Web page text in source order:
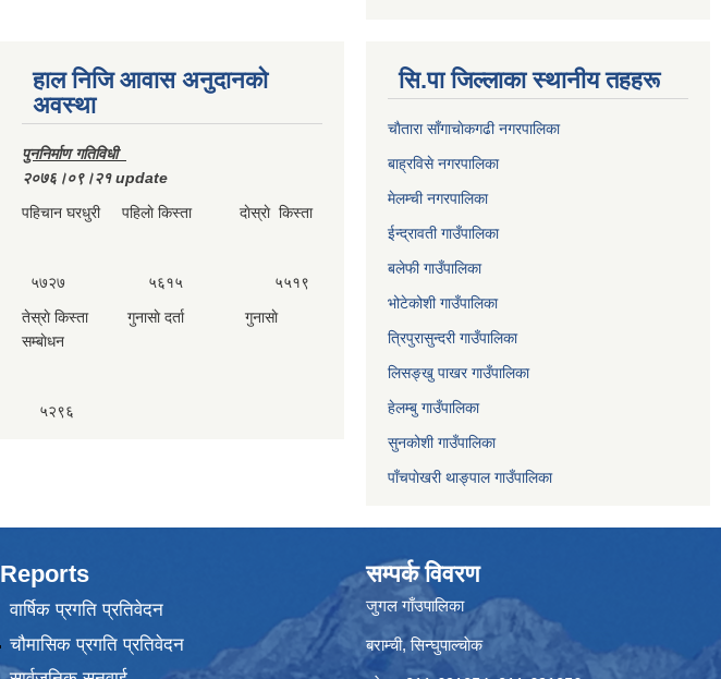
हाल निजि आवास अनुदानकाे
अवस्था
पुननिर्माण गतिविधी
२०७६।०९।२१ update
पहिचान घरधुरी पहिलाे किस्ता दाेस्राे किस्ता
५७२७ ५६१५ ५५१९
तेस्राे किस्ता गुनासाे दर्ता गुनासाे
सम्बाेधन
५२९६
सि.पा जिल्लाका स्थानीय तहहरू
चाैतारा साँगाचाेकगढी नगरपालिका
बाह्रविसे नगरपालिका
मेलम्ची नगरपालिका
ईन्द्रावती गाउँपालिका
बलेफी गाउँपालिका
भोटेकोशी गाउँपालिका
त्रिपुरासुन्दरी गाउँपालिका
लिसङ्खु पाखर गाउँपालिका
हेलम्बु गाउँपालिका
सुनकोशी गाउँपालिका
पाँचपाेखरी थाङ्पाल गाउँपालिका
Reports
वार्षिक प्रगति प्रतिवेदन
चौमासिक प्रगति प्रतिवेदन
सम्पर्क विवरण
जुगल गाँउपालिका
बराम्ची, सिन्घुपाल्चाेक